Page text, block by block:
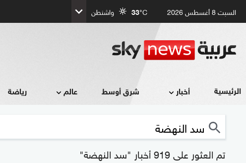
السبت 8 أغسطس 2026 33°C واشنطن
الرئيسية أخبار شرق أوسط عالم رياضة
تم العثور على 919 أخبار "سد النهضة"